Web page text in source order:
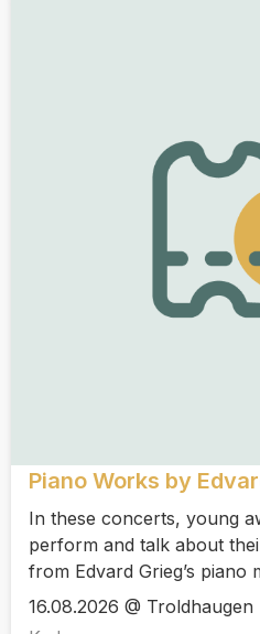
Piano Works by
In these concerts, young
perform and talk about
from Edvard Grieg’s piano
16.08.2026 @ Troldhaugen